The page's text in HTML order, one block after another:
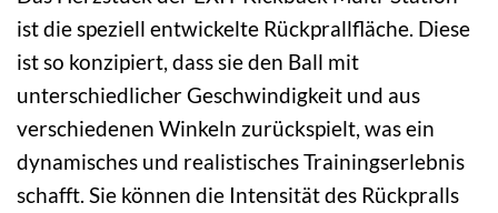
ist die speziell entwickelte Rückprallfläche. Diese
ist so konzipiert, dass sie den Ball mit
unterschiedlicher Geschwindigkeit und aus
verschiedenen Winkeln zurückspielt, was ein
dynamisches und realistisches Trainingserlebnis
schafft. Sie können die Intensität des Rückpralls